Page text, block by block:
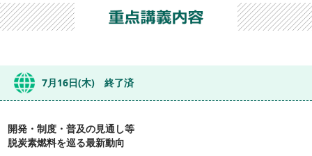
7月16日(木) 終了済
開発・制度・普及の見通し等
脱炭素燃料を巡る最新動向